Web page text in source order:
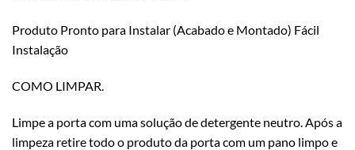
Produto Pronto para Instalar (Acabado e Montado) Fácil
Instalação
COMO LIMPAR.
Limpe a porta com uma solução de detergente neutro. Após a
limpeza retire todo o produto da porta com um pano limpo e